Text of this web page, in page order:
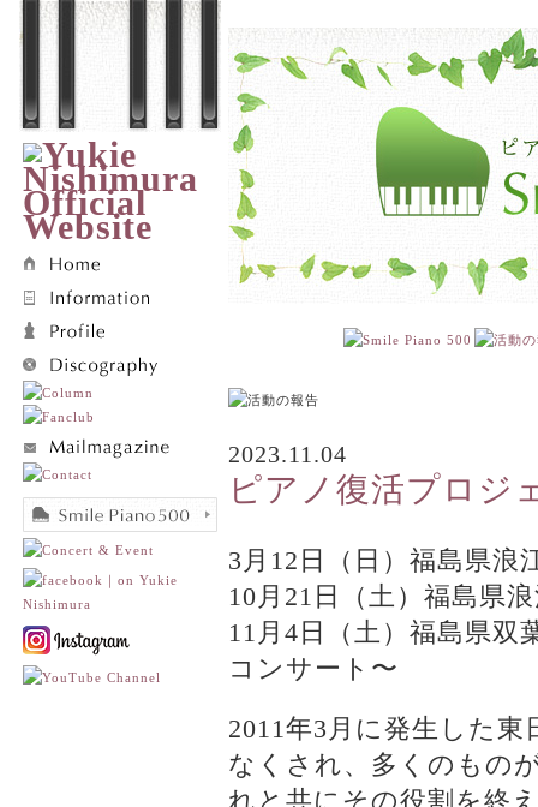
2023.11.04
ピアノ復活プロジ
3月12日（日）福島県浪
10月21日（土）福島県
11月4日（土）福島県
コンサート〜
2011年3月に発生した
なくされ、多くのもの
れと共にその役割を終